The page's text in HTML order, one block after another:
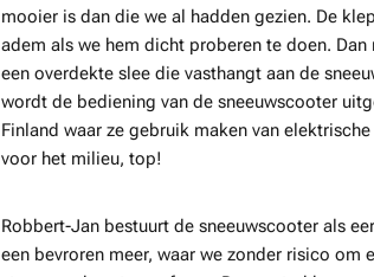
mooier is dan die we al hadden gezien. De
adem als we hem dicht proberen te doen.
een overdekte slee die vasthangt aan de
wordt de bediening van de sneeuwscooter
Finland waar ze gebruik maken van
voor het milieu, top!
Robbert-Jan bestuurt de sneeuwscooter als
een bevroren meer, waar we zonder risico om